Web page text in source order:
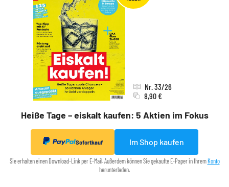
Heiße Tage – eiskalt kaufen: 5 Aktien im Fokus
Nr. 33/26
8,90 €
Sofortkauf Im Shop kaufen
Sie erhalten einen Download-Link per E-Mail. Außerdem können Sie gekaufte E-Paper in Ihrem Konto
herunterladen.